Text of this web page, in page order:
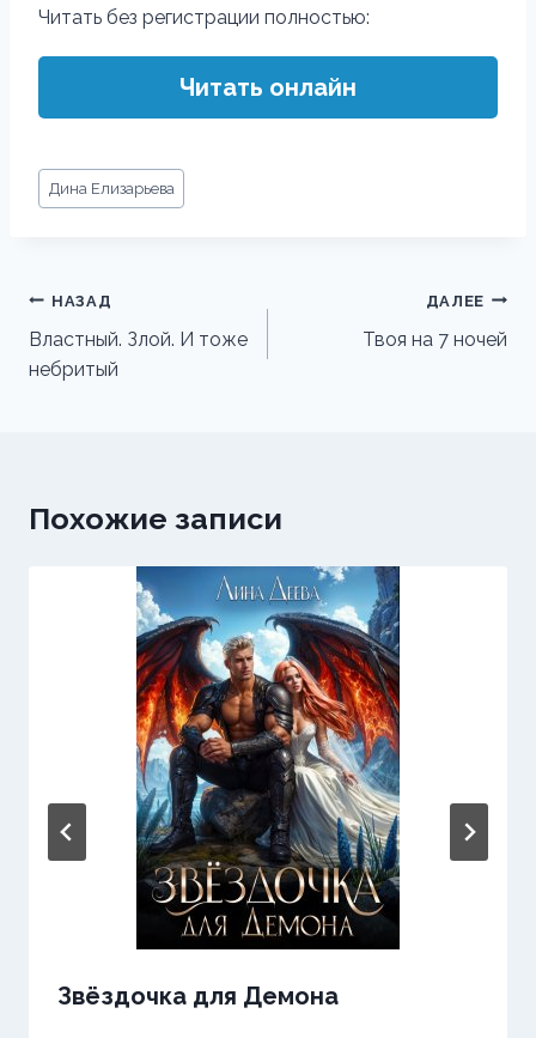
Читать без регистрации полностью:
Читать онлайн
Метки
записи:
Дина Елизарьева
Навигация
по
записям
НАЗАД
Властный. Злой. И тоже
небритый
ДАЛЕЕ
Твоя на 7 ночей
Похожие записи
Звёздочка для Демона